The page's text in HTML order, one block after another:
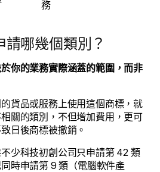
務
哪幾個類別？
你的業務實際涵蓋的範圍，而非
貨品或服務上使用這個商標，就
關的類別，不但增加費用，更可
日後商標被撤銷。
少科技初創公司只申請第 42 類
同時申請第 9 類（電腦軟件產